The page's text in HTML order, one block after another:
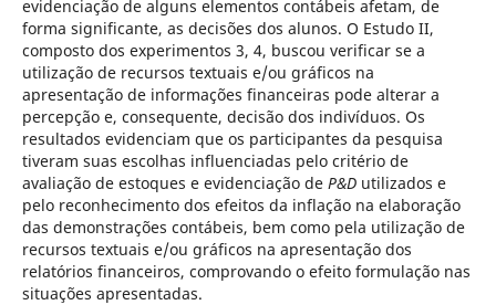
evidenciação de alguns elementos contábeis afetam, de
forma significante, as decisões dos alunos. O Estudo II,
composto dos experimentos 3, 4, buscou verificar se a
utilização de recursos textuais e/ou gráficos na
apresentação de informações financeiras pode alterar a
percepção e, consequente, decisão dos indivíduos. Os
resultados evidenciam que os participantes da pesquisa
tiveram suas escolhas influenciadas pelo critério de
avaliação de estoques e evidenciação de P&Dutilizados e
pelo reconhecimento dos efeitos da inflação na elaboração
das demonstrações contábeis, bem como pela utilização de
recursos textuais e/ou gráficos na apresentação dos
relatórios financeiros, comprovando o efeito formulação nas
situações apresentadas.